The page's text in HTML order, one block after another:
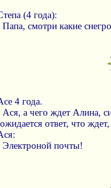
(4 года):
Папа, смотри какие
4 года.
Ася, а чего ждет Алина,
ответ, что
Электроной почты!